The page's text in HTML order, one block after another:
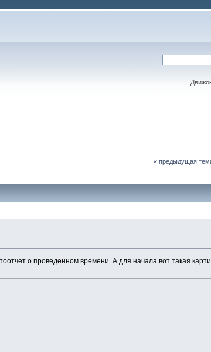
« предыдущая
о проведенном времени. А для начала вот такая